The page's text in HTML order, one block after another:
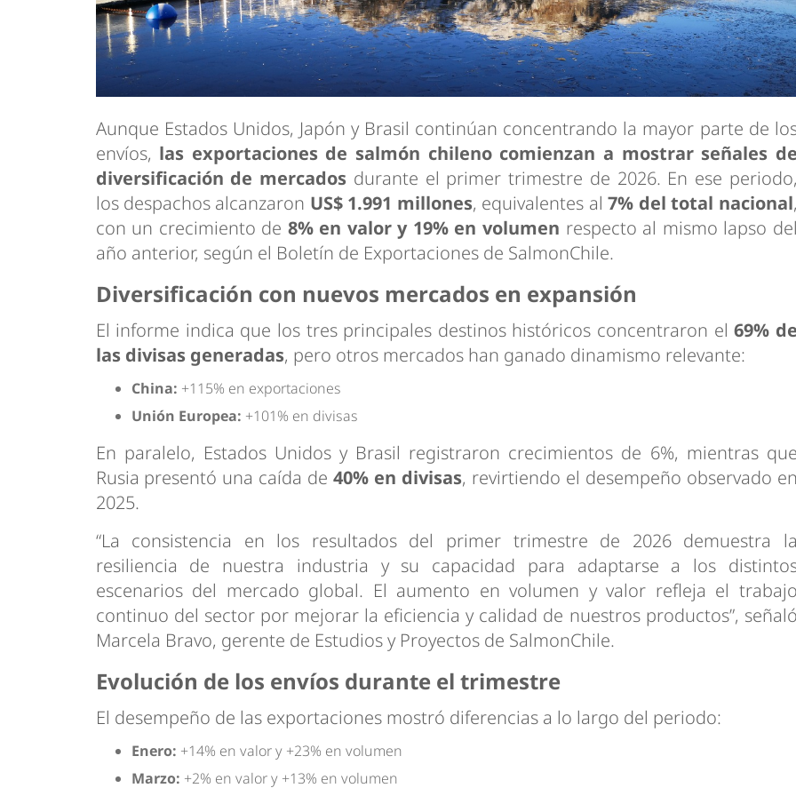
Aunque Estados Unidos, Japón y Brasil continúan concentrando la mayor parte de
envíos, las exportaciones de salmón chileno comienzan a mostrar señales de
diversificación de mercados durante el primer trimestre de 2026. En ese periodo,
los despachos alcanzaron US$ 1.991 millones, equivalentes al7% del total nacional,
con un crecimiento de 8% en valor y 19% en volumen respecto al mismo lapso del
año anterior, según el Boletín de Exportaciones de SalmonChile.
Diversificación con nuevos mercados en expansión
El informe indica que los tres principales destinos históricos concentraron el69% de
las divisas generadas, pero otros mercados han ganado dinamismo relevante:
China: +115% en exportaciones
Unión Europea: +101% en divisas
En paralelo, Estados Unidos y Brasil registraron crecimientos de 6%, mientras que
Rusia presentó una caída de40% en divisas, revirtiendo el desempeño observado en
2025.
“La consistencia en los resultados del primer trimestre de 2026 demuestra la
resiliencia de nuestra industria y su capacidad para adaptarse a los
escenarios del mercado global. El aumento en volumen y valor refleja el trabajo
continuo del sector por mejorar la eficiencia y calidad de nuestros productos”, señaló
Marcela Bravo, gerente de Estudios y Proyectos de SalmonChile.
Evolución de los envíos durante el trimestre
El desempeño de las exportaciones mostró diferencias a lo largo del periodo:
Enero: +14% en valor y +23% en volumen
Marzo: +2% en valor y +13% en volumen